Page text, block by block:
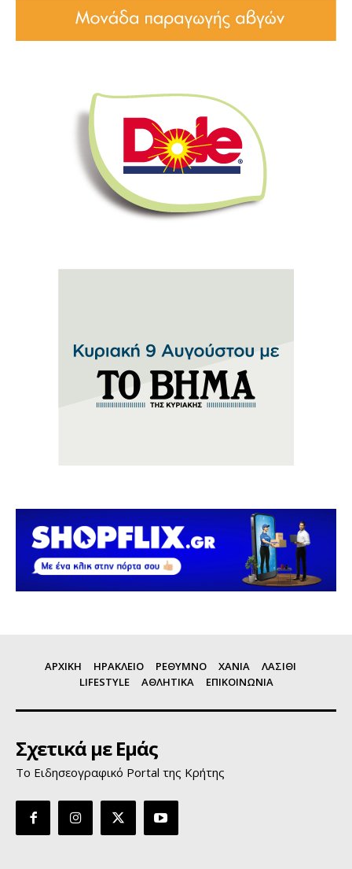
ΑΡΧΙΚΗ ΗΡΑΚΛΕΙΟ ΡΕΘΥΜΝΟ ΧΑΝΙΑ
ΛΑΣΙΘΙ
LIFESTYLE
ΑΘΛΗΤΙΚΑ ΕΠΙΚΟΙΝΩΝΙΑ
Σχετικά με Εμάς
Το Ειδησεογραφικό Portal της Κρήτης